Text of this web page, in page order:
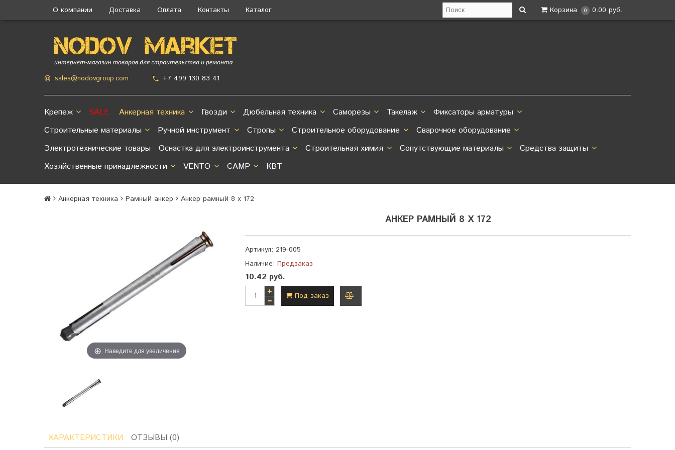
О компании Доставка Оплата Контакты Каталог Корзина 0 0.00 руб.
@ sales@nodovgroup.com +7 499 130 83 41
Крепеж SALE Анкерная техника Гвозди Дюбельная техника Саморезы Такелаж
Фиксаторы арматуры
Строительные материалы
Ручной инструмент Стропы Строительное оборудование
Сварочное оборудование
Электротехнические товары
Оснастка для электроинструмента Строительная химия Сопутствующие материалы
Средства защиты
Хозяйственные принадлежности
VENTO CAMP КВТ
Анкерная техника Рамный анкер Анкер рамный 8 х 172
Наведите для увеличения
АНКЕР РАМНЫЙ 8 Х 172
Артикул: 219-005
Наличие: Предзаказ
10.42 руб.
Под заказ
ХАРАКТЕРИСТИКИ ОТЗЫВЫ (0)